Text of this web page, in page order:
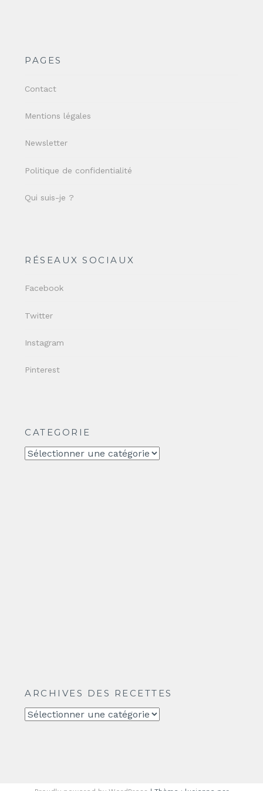
PAGES
Contact
Mentions légales
Newsletter
Politique de confidentialité
Qui suis-je ?
RÉSEAUX SOCIAUX
Facebook
Twitter
Instagram
Pinterest
CATEGORIE
CATEGORIE
ARCHIVES DES RECETTES
Archives